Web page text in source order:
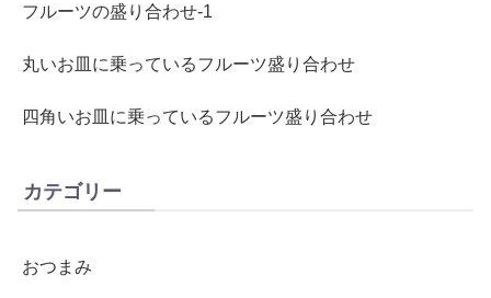
フルーツの盛り合わせ-1
丸いお皿に乗っているフルーツ盛り合わせ
四角いお皿に乗っているフルーツ盛り合わせ
カテゴリー
おつまみ